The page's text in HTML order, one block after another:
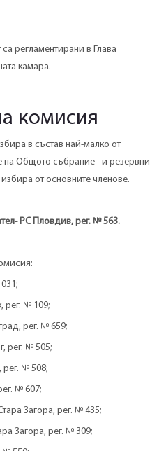
регламентирани в Глава
камара.
комисия
в състав най-малко от
Общото събрание - и резервни
от основните членове.
РС Пловдив, рег. № 563.
рег. № 109;
рег. № 659;
рег. № 505;
№ 508;
№ 607;
Загора, рег. № 435;
Загора, рег. № 309;